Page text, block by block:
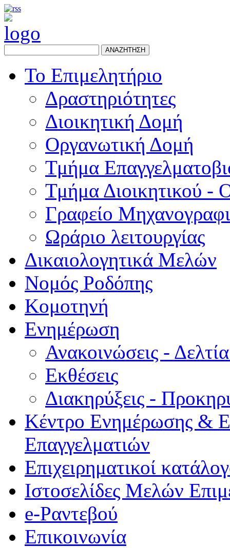
ΑΝΑΖΗΤΗΣΗ
Το Επιμελητήριο
Δραστηριότητες
Διοικητική Δομή
Οργανωτική Δομή
Τμήμα
Τμήμα Διοικητικού -
Γραφείο
Ωράριο λειτουργίας
Δικαιολογητικά Μελών
Νομός Ροδόπης
Κομοτηνή
Ενημέρωση
Ανακοινώσεις -
Εκθέσεις
Διακηρύξεις -
Κέντρο Ενημέρωσης &
Επαγγελματιών
Επιχειρηματικοί
Ιστοσελίδες Μελών
e-Ραντεβού
Επικοινωνία